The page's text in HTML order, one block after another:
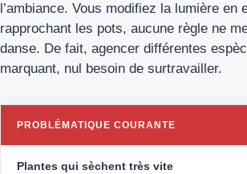
l’ambiance. Vous modifiez la lumière en
rapprochant les pots, aucune règle ne
danse. De fait, agencer différentes
marquant, nul besoin de surtravailler.
PROBLÉMATIQUE COURANTE
Plantes qui sèchent très vite